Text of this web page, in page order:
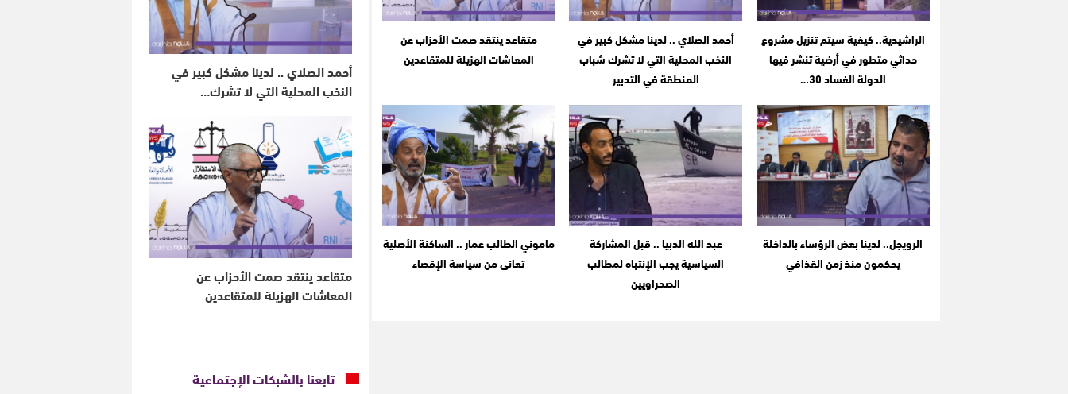
الراشيدية.. كيفية سيتم تنزيل مشروع
حداثي متطور في أرضية تنشر فيها
الدولة الفساد 30…
أحمد الصلاي .. لدينا مشكل كبير في
النخب المحلية التي لا تشرك شباب
المنطقة في التدبير
متقاعد ينتقد صمت الأحزاب عن
المعاشات الهزيلة للمتقاعدين
الرويجل.. لدينا بعض الرؤساء بالداخلة
يحكمون منذ زمن القذافي
عبد الله الدبيا .. قبل المشاركة
السياسية يجب الإنتباه لمطالب
الصحراويين
ماموني الطالب عمار .. الساكنة الأصلية
تعانى من سياسة الإقصاء
أحمد الصلاي .. لدينا مشكل كبير في
النخب المحلية التي لا تشرك…
متقاعد ينتقد صمت الأحزاب عن
المعاشات الهزيلة للمتقاعدين
تابعنا بالشبكات الإجتماعية